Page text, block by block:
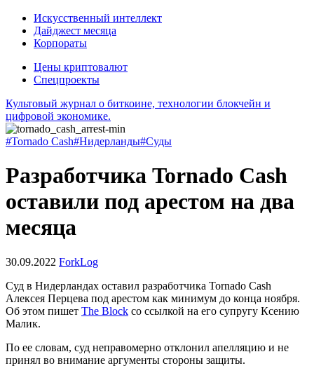
Искусственный интеллект
Дайджест месяца
Корпораты
Цены криптовалют
Спецпроекты
Культовый журнал о биткоине, технологии блокчейн и
цифровой экономике.
#Tornado Cash#Нидерланды#Суды
Разработчика Tornado Cash
оставили под арестом на два
месяца
30.09.2022 ForkLog
Суд в Нидерландах оставил разработчика Tornado Cash
Алексея Перцева под арестом как минимум до конца ноября.
Об этом пишет The Block со ссылкой на его супругу Ксению
Малик.
По ее словам, суд неправомерно отклонил апелляцию и не
принял во внимание аргументы стороны защиты.